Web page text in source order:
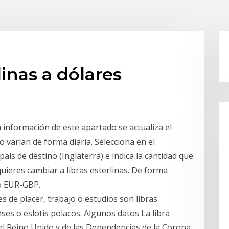
a dólares
de este apartado se actualiza el
varían de forma diaria. Selecciona en el
de destino (Inglaterra) e indica la cantidad que
cambiar a libras esterlinas. De forma
GBP.
de placer, trabajo o estudios son libras
o eslotis polacos. Algunos datos La libra